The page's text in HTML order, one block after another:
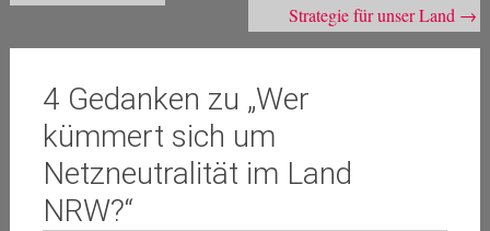
Strategie für unser Land →
4 Gedanken zu „Wer
kümmert sich um
Netzneutralität im Land
NRW?“